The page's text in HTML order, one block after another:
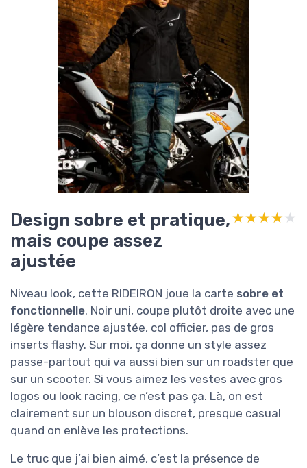
Design sobre et pratique,
mais coupe assez
ajustée
★★★★★
★★★★★
Niveau look, cette RIDEIRON joue la carte sobre et
fonctionnelle. Noir uni, coupe plutôt droite avec une
légère tendance ajustée, col officier, pas de gros
inserts flashy. Sur moi, ça donne un style assez
passe-partout qui va aussi bien sur un roadster que
sur un scooter. Si vous aimez les vestes avec gros
logos ou look racing, ce n’est pas ça. Là, on est
clairement sur un blouson discret, presque casual
quand on enlève les protections.
Le truc que j’ai bien aimé, c’est la présence de